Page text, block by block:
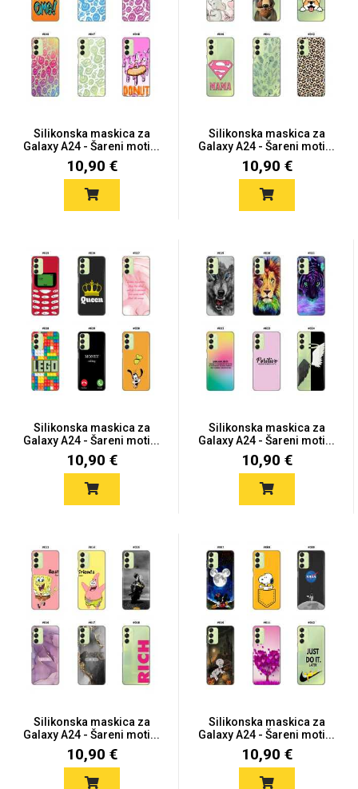
Silikonska maskica za
Galaxy A24 - Šareni moti...
10,90 €
Silikonska maskica za
Galaxy A24 - Šareni moti...
10,90 €
Silikonska maskica za
Galaxy A24 - Šareni moti...
10,90 €
Silikonska maskica za
Galaxy A24 - Šareni moti...
10,90 €
Silikonska maskica za
Galaxy A24 - Šareni moti...
10,90 €
Silikonska maskica za
Galaxy A24 - Šareni moti...
10,90 €